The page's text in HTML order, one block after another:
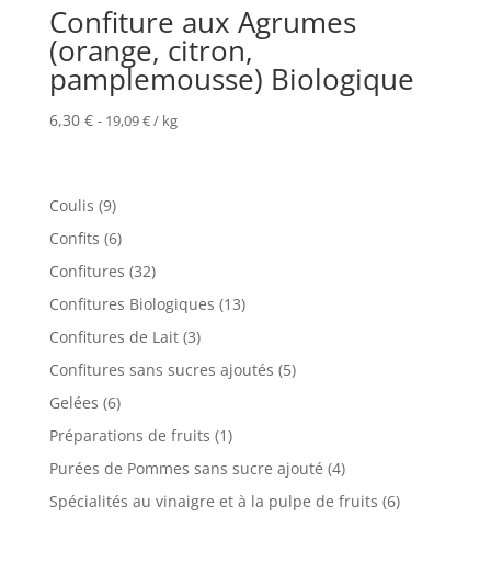
Confiture aux Agrumes
(orange, citron,
pamplemousse) Biologique
6,30 € - 19,09€/ kg
Coulis 99
produits
Confits 66
produits
Confitures 3232
produits
Confitures Biologiques 1313
Confitures de Lait 33
produits
Confitures sans sucres ajoutés 55
Gelées 66
produits
Préparations de fruits 11
Purées de Pommes sans sucre ajouté 44
produits
Spécialités au vinaigre et à la pulpe de fruits 66